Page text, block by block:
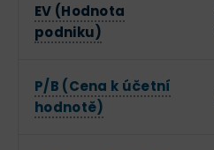
EV (Hodnota
podniku)
P/B (Cena k účetní
hodnotě)